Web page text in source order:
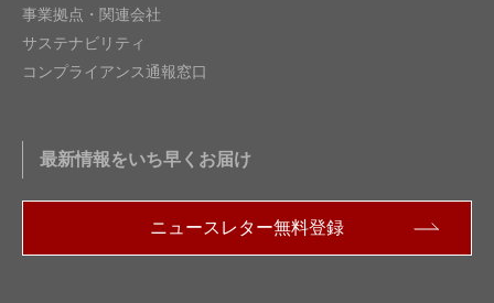
事業拠点・関連会社
サステナビリティ
コンプライアンス通報窓口
最新情報をいち早くお届け
ニュースレター無料登録